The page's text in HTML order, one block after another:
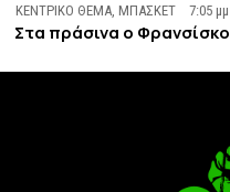
ΚΕΝΤΡΙΚΟ ΘΕΜΑ ,ΜΠΑΣΚΕΤ 7:05 μμ
Στα πράσινα ο Φρανσίσκο